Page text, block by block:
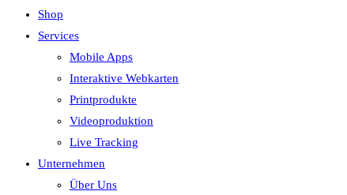
Shop
Services
Mobile Apps
Interaktive Webkarten
Printprodukte
Videoproduktion
Live Tracking
Unternehmen
Über Uns